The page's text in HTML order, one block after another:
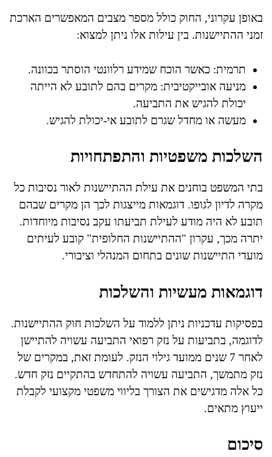
באופן עקרוני, החוק כולל מספר מצבים המאפשרים הארכת
זמני ההתיישנות. בין עילות אלו ניתן למצוא:
תרמית: כאשר הוכח שמידע רלוונטי הוסתר בכוונה.
מניעה אובייקטיבית: מקרים בהם לתובע לא הייתה
יכולת להגיש את התביעה.
מעשה או מחדל שגרם לתובע אי-יכולת להגיש.
השלכות משפטיות והתפתחויות
בתי המשפט בוחנים את עילת ההתיישנות לאור נסיבות כל
מקרה לדיון לגופו. דוגמאות מייצגות לכך הן מקרים שבהם
תובע לא היה מודע לעילת תביעתו עקב נסיבות מיוחדות.
יתרה מכך, עקרון "ההתיישנות החלופית" קובע לעיתים
מועדי התיישנות שונים בתחום המנהלי וציבורי.
דוגמאות מעשיות והשלכות
בפסיקות עדכניות ניתן ללמוד על השלכות חוק ההתיישנות.
לדוגמה, בתביעות על נזק רפואי התביעה עשויה להתיישן
לאחר 7 שנים ממועד גילוי הנזק. לעומת זאת, במקרים של
נזק מתמשך, התביעה עשויה להתחדש בהתקיים נזק חדש.
כל אלה מדגישים את הצורך בליווי משפטי מקצועי לקבלת
ייעוץ מתאים.
סיכום